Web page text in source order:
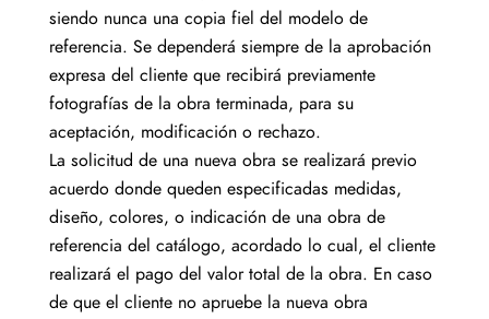
siendo nunca una copia fiel del modelo de
referencia. Se dependerá siempre de la aprobación
expresa del cliente que recibirá previamente
fotografías de la obra terminada, para su
aceptación, modificación o rechazo.
La solicitud de una nueva obra se realizará previo
acuerdo donde queden especificadas medidas,
diseño, colores, o indicación de una obra de
referencia del catálogo, acordado lo cual, el cliente
realizará el pago del valor total de la obra. En caso
de que el cliente no apruebe la nueva obra